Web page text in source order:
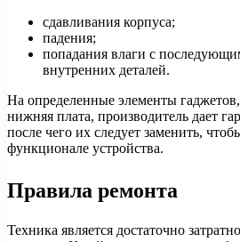
сдавливания корпуса;
падения;
попадания влаги с
внутренних деталей.
На определенные элементы гаджетов,
нижняя плата, производитель дает
после чего их следует заменить,
функционале устройства.
Правила ремонта
Техника является достаточно